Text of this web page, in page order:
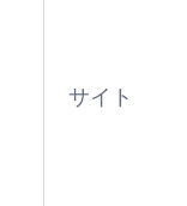
サイト